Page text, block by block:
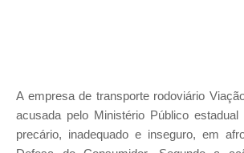
A empresa de transporte rodoviário
acusada pelo Ministério Público
precário, inadequado e inseguro, em